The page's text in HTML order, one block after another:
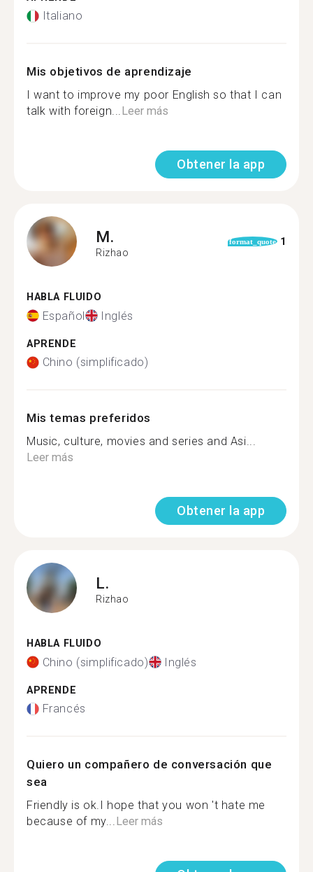
Italiano
Mis objetivos de aprendizaje
I want to improve my poor English so that I can
talk with foreign...Leer más
Obtener la app
M.
Rizhao
format_quote 1
HABLA FLUIDO
Español Inglés
APRENDE
Chino (simplificado)
Mis temas preferidos
Music, culture, movies and series and Asi...
Leer más
Obtener la app
L.
Rizhao
HABLA FLUIDO
Chino (simplificado) Inglés
APRENDE
Francés
Quiero un compañero de conversación que
sea
Friendly is ok.I hope that you won 't hate me
because of my...Leer más